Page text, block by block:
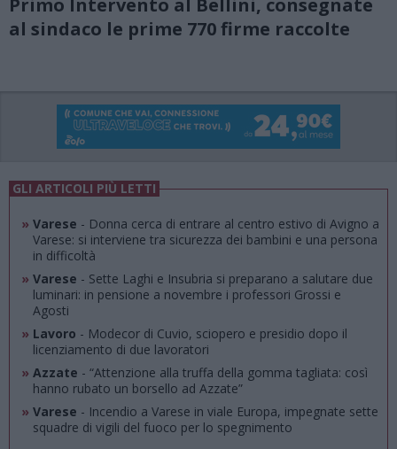
al sindaco le prime 770 firme raccolte
GLI ARTICOLI PIÙ LETTI
» Varese - Donna cerca di entrare al centro estivo di Avigno a
Varese: si interviene tra sicurezza dei bambini e una persona
in difficoltà
» Varese - Sette Laghi e Insubria si preparano a salutare due
luminari: in pensione a novembre i professori Grossi e
Agosti
» Lavoro - Modecor di Cuvio, sciopero e presidio dopo il
licenziamento di due lavoratori
» Azzate - “Attenzione alla truffa della gomma tagliata: così
hanno rubato un borsello ad Azzate”
» Varese - Incendio a Varese in viale Europa, impegnate sette
squadre di vigili del fuoco per lo spegnimento